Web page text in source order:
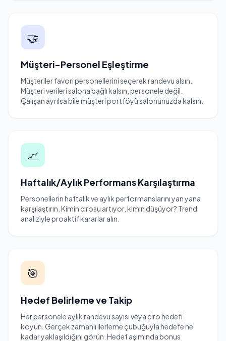
🤝
Müşteri-Personel Eşleştirme
Müşteriler favori personellerini seçerek randevu alsın.
Müşteri verileri salona bağlı kalsın, personele değil.
Çalışan ayrılsa bile müşteri portföyü salonunuzda kalsın.
📈
Haftalık/Aylık Performans Karşılaştırma
Personellerin haftalık ve aylık performanslarını yan yana
karşılaştırın. Kimin cirosu artıyor, kimin düşüyor? Trend
analiziyle proaktif kararlar alın.
🎯
Hedef Belirleme ve Takip
Her personele aylık randevu sayısı veya ciro hedefi
koyun. Gerçek zamanlı ilerleme çubuğuyla hedefe ne
kadar yaklaşıldığını görün. Hedef aşımında bonus